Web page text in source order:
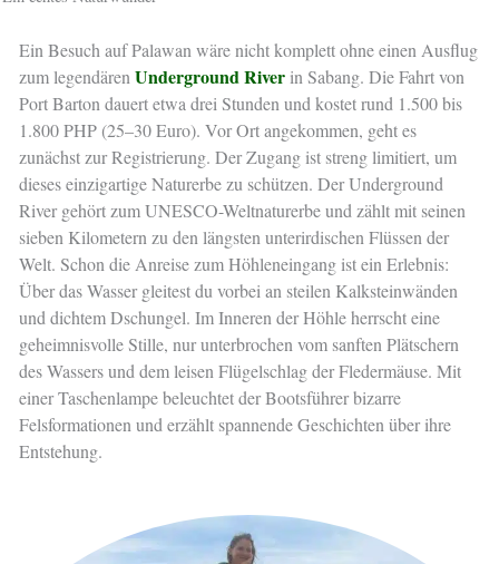
Ein Besuch auf Palawan wäre nicht komplett ohne einen Ausflug
zum legendärenUnderground River in Sabang. Die Fahrt von
Port Barton dauert etwa drei Stunden und kostet rund 1.500 bis
1.800 PHP (25–30 Euro). Vor Ort angekommen, geht es
zunächst zur Registrierung. Der Zugang ist streng limitiert, um
dieses einzigartige Naturerbe zu schützen. Der Underground
River gehört zum UNESCO-Weltnaturerbe und zählt mit seinen
sieben Kilometern zu den längsten unterirdischen Flüssen der
Welt. Schon die Anreise zum Höhleneingang ist ein Erlebnis:
Über das Wasser gleitest du vorbei an steilen Kalksteinwänden
und dichtem Dschungel. Im Inneren der Höhle herrscht eine
geheimnisvolle Stille, nur unterbrochen vom sanften Plätschern
des Wassers und dem leisen Flügelschlag der Fledermäuse. Mit
einer Taschenlampe beleuchtet der Bootsführer bizarre
Felsformationen und erzählt spannende Geschichten über ihre
Entstehung.